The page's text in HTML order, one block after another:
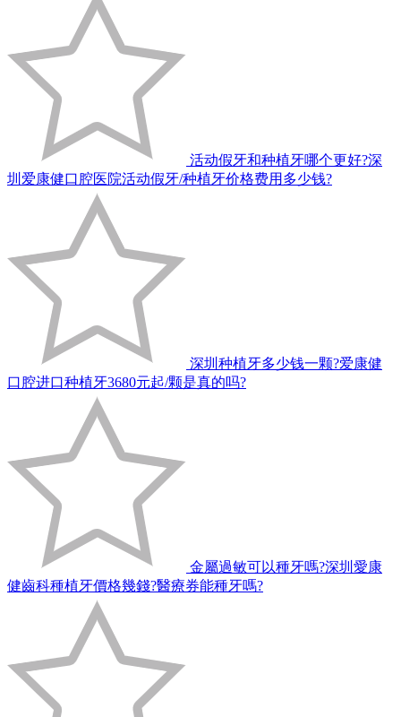
活动假牙和种植牙哪个更好?深
圳爱康健口腔医院活动假牙/种植牙价格费用多少钱?
深圳种植牙多少钱一颗?爱康健
口腔进口种植牙3680元起/颗是真的吗?
金屬過敏可以種牙嗎?深圳愛康
健齒科種植牙價格幾錢?醫療券能種牙嗎?